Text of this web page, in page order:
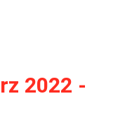
2022 -